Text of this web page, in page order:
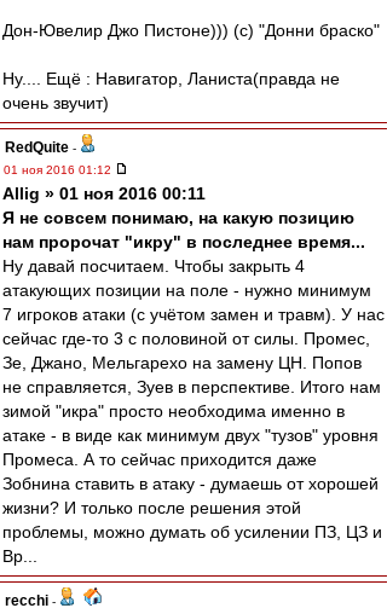
Дон-Ювелир Джо Пистоне))) (с) "Донни браско"
Ну.... Ещё : Навигатор, Ланиста(правда не
очень звучит)
RedQuite -
01 ноя 2016 01:12
Allig » 01 ноя 2016 00:11
Я не совсем понимаю, на какую позицию
нам пророчат "икру" в последнее время...
Ну давай посчитаем. Чтобы закрыть 4
атакующих позиции на поле - нужно минимум
7 игроков атаки (с учётом замен и травм). У нас
сейчас где-то 3 с половиной от силы. Промес,
Зе, Джано, Мельгарехо на замену ЦН. Попов
не справляется, Зуев в перспективе. Итого нам
зимой "икра" просто необходима именно в
атаке - в виде как минимум двух "тузов" уровня
Промеса. А то сейчас приходится даже
Зобнина ставить в атаку - думаешь от хорошей
жизни? И только после решения этой
проблемы, можно думать об усилении ПЗ, ЦЗ и
Вр...
recchi -